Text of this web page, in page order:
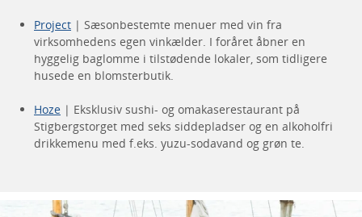
Project | Sæsonbestemte menuer med vin fra
virksomhedens egen vinkælder. I foråret åbner en
hyggelig baglomme i tilstødende lokaler, som tidligere
husede en blomsterbutik.
Hoze | Eksklusiv sushi- og omakaserestaurant på
Stigbergstorget med seks siddepladser og en alkoholfri
drikkemenu med f.eks. yuzu-sodavand og grøn te.